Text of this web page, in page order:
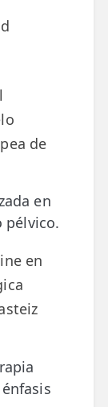
de
en
pélvico.
en